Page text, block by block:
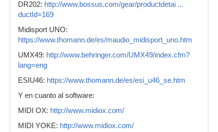
DR202: http://www.bossus.com/gear/productdetai ...
ductId=169
Midisport UNO:
https://www.thomann.de/es/maudio_midisport_uno.htm
UMX49: http://www.behringer.com/UMX49/index.cfm?
lang=eng
ESIU46: https://www.thomann.de/es/esi_u46_se.htm
Y en cuanto al software:
MIDI OX: http://www.midiox.com/
MIDI YOKE: http://www.midiox.com/